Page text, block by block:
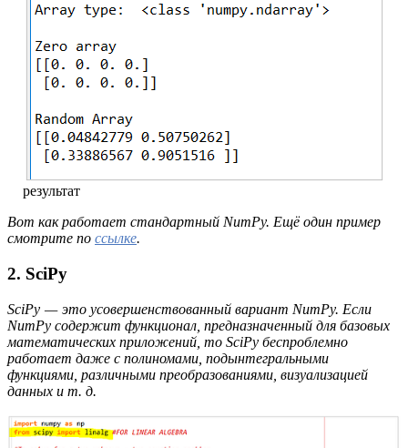
результат
Вот как работает стандартный NumPy. Ещё один пример
смотрите по ссылке.
2. SciPy
SciPy — это усовершенствованный вариант NumPy. Если
NumPy содержит функционал, предназначенный для базовых
математических приложений, то SciPy беспроблемно
работает даже с полиномами, подынтегральными
функциями, различными преобразованиями, визуализацией
данных и т. д.